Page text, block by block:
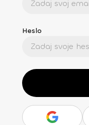
Heslo